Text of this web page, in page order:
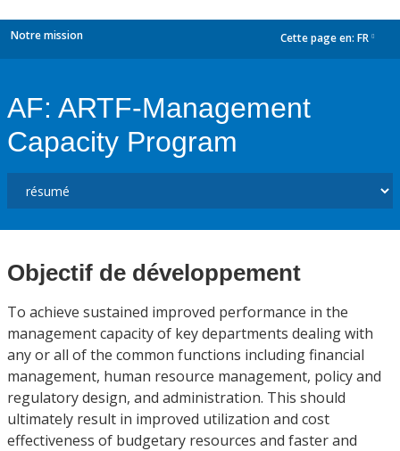
Notre mission Cette page en: FR
AF: ARTF-Management
Capacity Program
Objectif de développement
To achieve sustained improved performance in the
management capacity of key departments dealing with
any or all of the common functions including financial
management, human resource management, policy and
regulatory design, and administration. This should
ultimately result in improved utilization and cost
effectiveness of budgetary resources and faster and